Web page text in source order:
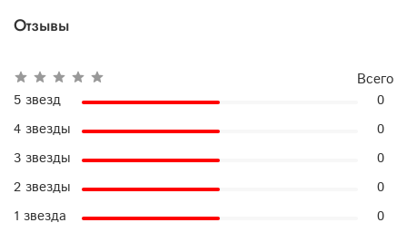
Отзывы
Всего
5 звезд
0
4 звезды
0
3 звезды
0
2 звезды
0
1 звезда
0